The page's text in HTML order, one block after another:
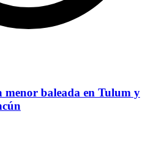
menor baleada en Tulum y